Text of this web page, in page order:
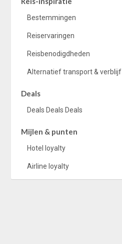
Bestemmingen
Reiservaringen
Reisbenodigdheden
Alternatief transport & verblijf
Deals
Deals Deals Deals
Mijlen & punten
Hotel loyalty
Airline loyalty